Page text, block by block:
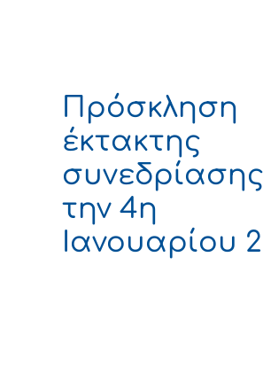
Πρόσκληση
έκτακτης
συνεδρίασης
την 4η
Ιανουαρίου